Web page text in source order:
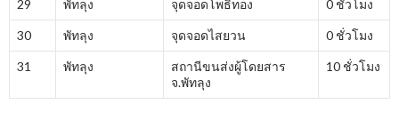
29 พัทลุง จุดจอดโพธิ์ทอง 0 ชั่วโมง
30 พัทลุง จุดจอดไสยวน 0 ชั่วโมง
31 พัทลุง
สถานีขนส่งผู้โดยสาร
จ.พัทลุง
10 ชั่วโมง